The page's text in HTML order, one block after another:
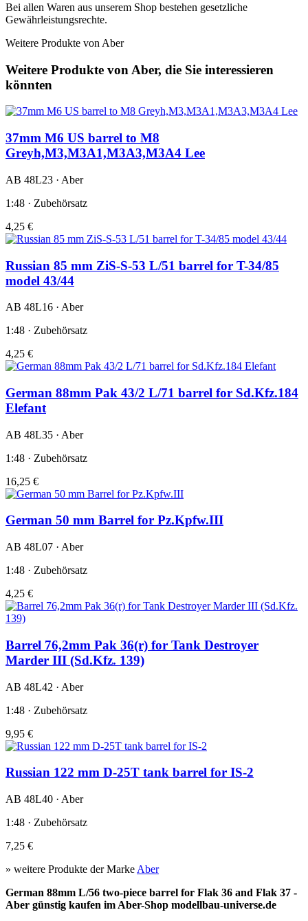
Bei allen Waren aus unserem Shop bestehen gesetzliche
Gewährleistungsrechte.
Weitere Produkte von Aber
Weitere Produkte von Aber, die Sie interessieren
könnten
37mm M6 US barrel to M8
Greyh,M3,M3A1,M3A3,M3A4 Lee
AB 48L23 · Aber
1:48 · Zubehörsatz
4,25 €
Russian 85 mm ZiS-S-53 L/51 barrel for T-34/85
model 43/44
AB 48L16 · Aber
1:48 · Zubehörsatz
4,25 €
German 88mm Pak 43/2 L/71 barrel for Sd.Kfz.184
Elefant
AB 48L35 · Aber
1:48 · Zubehörsatz
16,25 €
German 50 mm Barrel for Pz.Kpfw.III
AB 48L07 · Aber
1:48 · Zubehörsatz
4,25 €
Barrel 76,2mm Pak 36(r) for Tank Destroyer
Marder III (Sd.Kfz. 139)
AB 48L42 · Aber
1:48 · Zubehörsatz
9,95 €
Russian 122 mm D-25T tank barrel for IS-2
AB 48L40 · Aber
1:48 · Zubehörsatz
7,25 €
» weitere Produkte der Marke Aber
German 88mm L/56 two-piece barrel for Flak 36 and Flak 37 -
Aber günstig kaufen im Aber-Shop modellbau-universe.de